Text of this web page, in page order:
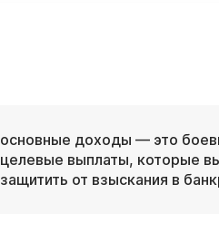
основные доходы — это
целевые выплаты, которые
защитить от взыскания в